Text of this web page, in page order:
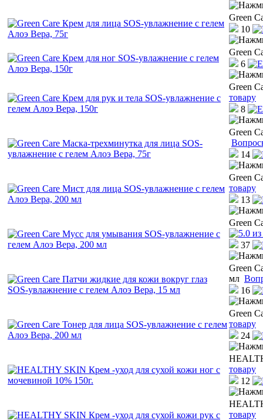
Green
10
Green
6
Green
товару
8
Green
14
Green
товару
13
Green
37
Green
мл
16
Green
товару
24
товару
12
товару